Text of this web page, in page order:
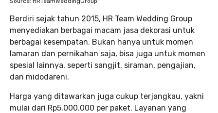
Berdiri sejak tahun 2015, HR Team Wedding Group
menyediakan berbagai macam jasa dekorasi untuk
berbagai kesempatan. Bukan hanya untuk momen
lamaran dan pernikahan saja, bisa juga untuk momen
spesial lainnya, seperti sangjit, siraman, pengajian,
dan midodareni.
Harga yang ditawarkan juga cukup terjangkau, yakni
mulai dari Rp5.000.000 per paket. Layanan yang